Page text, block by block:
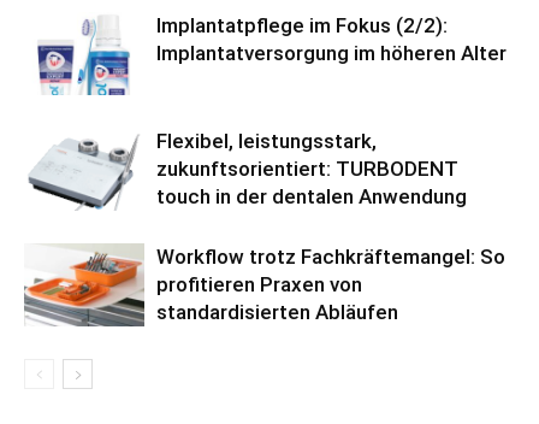
Implantatpflege im Fokus (2/2):
Implantatversorgung im höheren Alter
Flexibel, leistungsstark,
zukunftsorientiert: TURBODENT
touch in der dentalen Anwendung
Workflow trotz Fachkräftemangel: So
profitieren Praxen von
standardisierten Abläufen